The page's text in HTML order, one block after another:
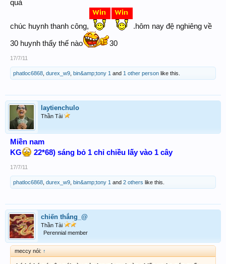
quả
chúc huynh thanh công, .hôm nay đệ nghiêng về
30 huynh thấy thế nào 30
17/7/11
phatloc6868 durex_w9 bin&amp;tony 1 and 1 other person like this.
laytienchulo
Thần Tài
Miền nam
KG
22*68) sáng bỏ 1 chỉ chiều lấy vào 1 cây
17/7/11
phatloc6868 durex_w9 bin&amp;tony 1 and 2 others like this.
chiến thắng_@
Thần Tài
Perennial member
meccy nói: ↑